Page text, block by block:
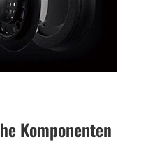
Komponenten